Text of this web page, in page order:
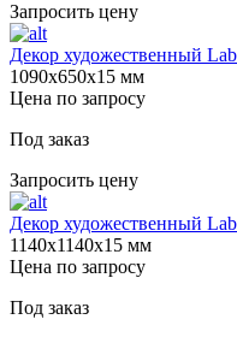
Запросить цену
Декор художественный
1090х650х15 мм
Цена по запросу
Под заказ
Запросить цену
Декор художественный
1140х1140х15 мм
Цена по запросу
Под заказ